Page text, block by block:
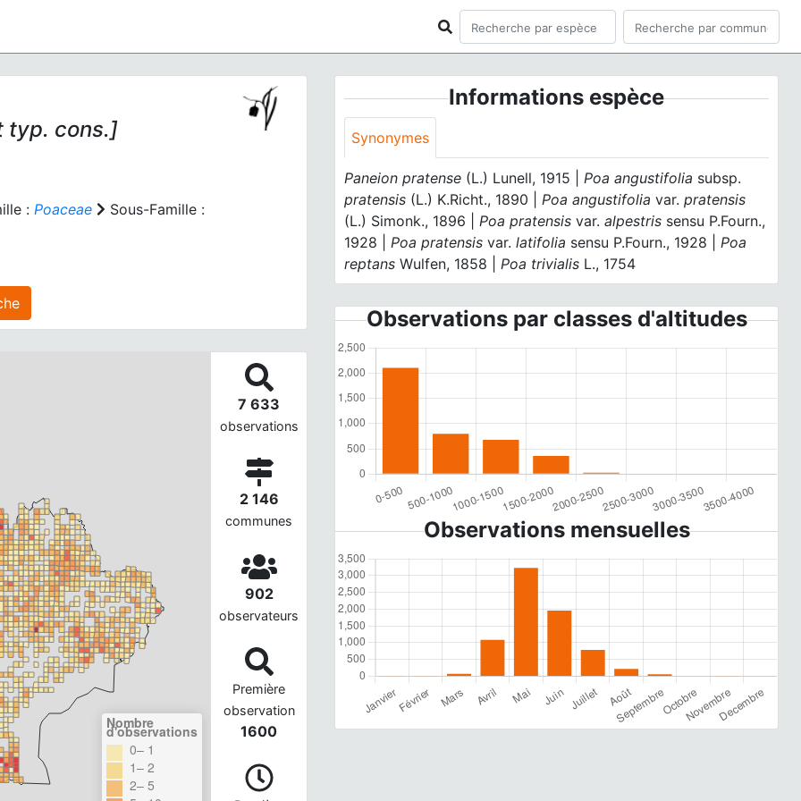
typ. cons.]
: Poaceae Sous-Famille :
sur cette fiche
Nombre
d'observations
0– 1
1– 2
2– 5
7 633
observations
2 146
communes
902
observateurs
Première
observation
1600
Informations espèce
Synonymes
Paneion pratense (L.) Lunell, 1915 |Poa angustifolia subsp.
pratensis (L.) K.Richt., 1890 |Poa angustifoliavar. pratensis
(L.) Simonk., 1896 |Poa pratensisvar. alpestris sensu P.Fourn.,
1928 |Poa pratensisvar. latifolia sensu P.Fourn., 1928 |Poa
reptans Wulfen, 1858 |Poa trivialis L., 1754
Observations par classes d'altitudes
Observations mensuelles